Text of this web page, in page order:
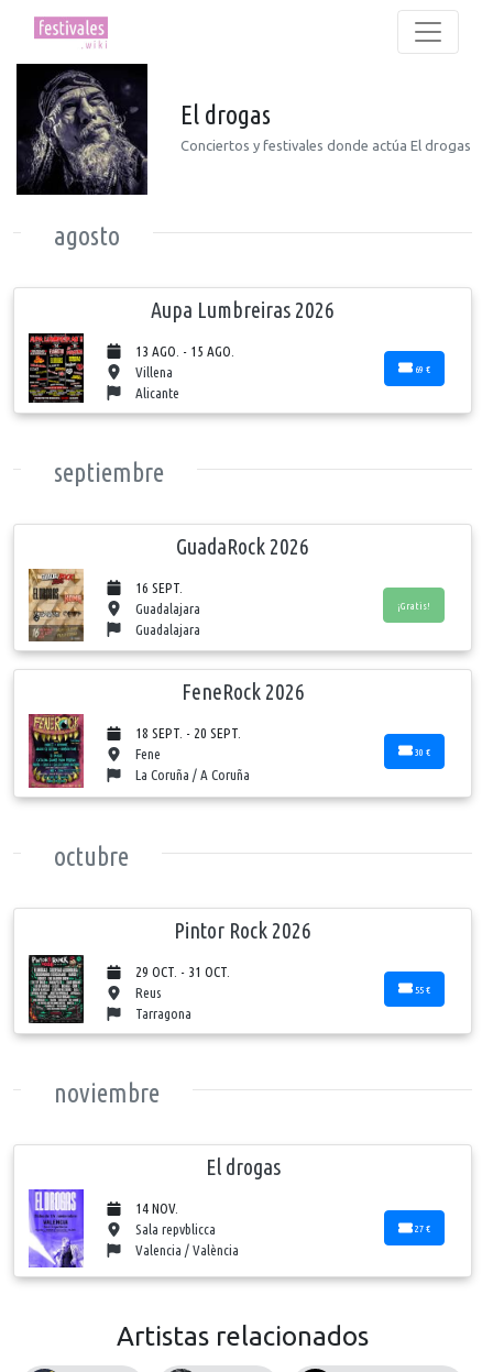
El drogas
Conciertos y festivales donde actúa El drogas
agosto
Aupa Lumbreiras 2026
13 AGO. - 15 AGO.
Villena
Alicante
69 €
septiembre
GuadaRock 2026
16 SEPT.
Guadalajara
Guadalajara
¡Gratis!
FeneRock 2026
18 SEPT. - 20 SEPT.
Fene
La Coruña / A Coruña
30 €
octubre
Pintor Rock 2026
29 OCT. - 31 OCT.
Reus
Tarragona
55 €
noviembre
El drogas
14 NOV.
Sala repvblicca
Valencia / València
27 €
Artistas relacionados